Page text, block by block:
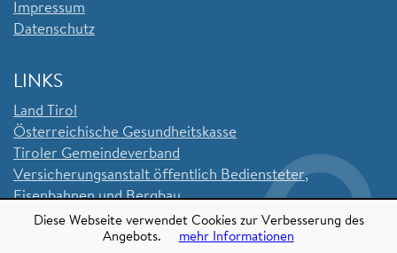
Impressum
Datenschutz
LINKS
Land Tirol
Österreichische Gesundheitskasse
Tiroler Gemeindeverband
Versicherungsanstalt öffentlich Bediensteter,
Eisenbahnen und Bergbau
Sozialversicherungsanstalt der Selbstständigen
Diese Webseite verwendet Cookies zur Verbesserung des
Angebots.
mehr Informationen